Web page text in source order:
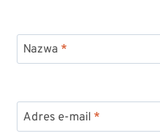
Nazwa *
Adres e-mail *